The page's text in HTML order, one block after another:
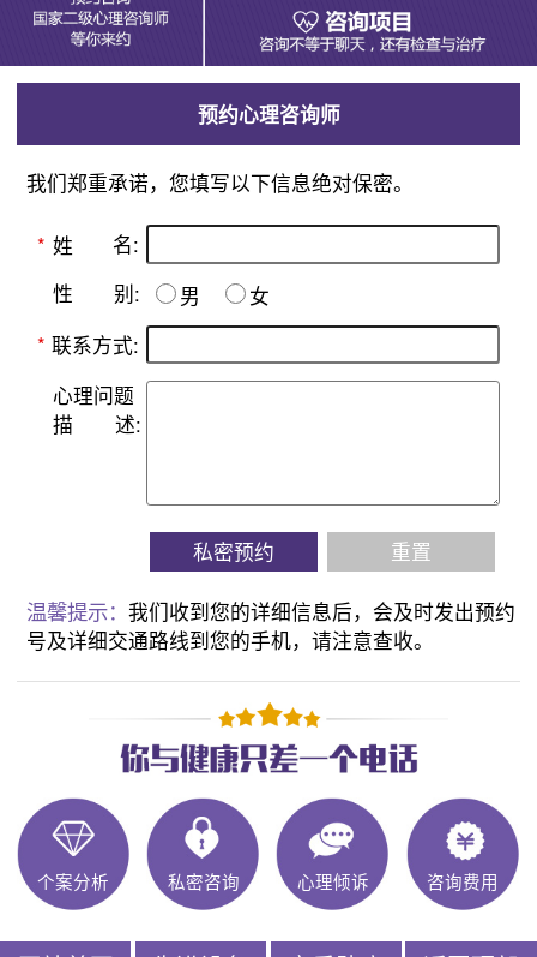
预约心理咨询师
我们郑重承诺，您填写以下信息绝对保密。
* 姓 名:
性 别: 男
女
* 联系方式:
心理问题
描
述:
私密预约 重置
温馨提示：我们收到您的详细信息后，会及时发出预约
号及详细交通路线到您的手机，请注意查收。
个案分析 私密咨询 心理倾诉 咨询费用